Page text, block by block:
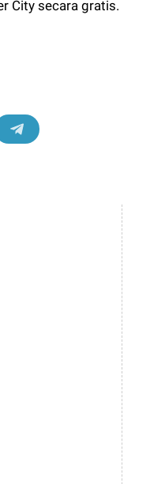
City secara gratis.